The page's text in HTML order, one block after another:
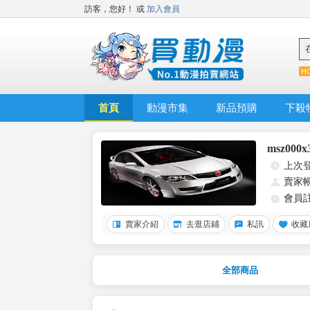
訪客，您好！ 或 加入會員
首頁 動漫市集 新品預購 下殺
上次
賣家
會員
賣家介紹 去逛店鋪 私訊 收藏
全部商品